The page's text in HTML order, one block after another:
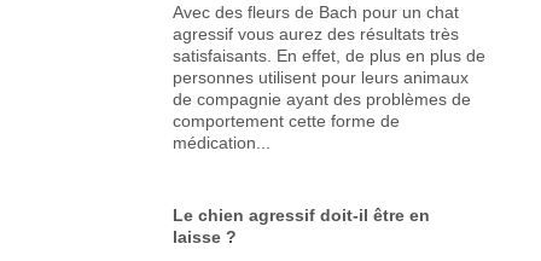
Avec des fleurs de Bach pour un chat
agressif vous aurez des résultats très
satisfaisants. En effet, de plus en plus de
personnes utilisent pour leurs animaux
de compagnie ayant des problèmes de
comportement cette forme de
médication...
Le chien agressif doit-il être en
laisse ?